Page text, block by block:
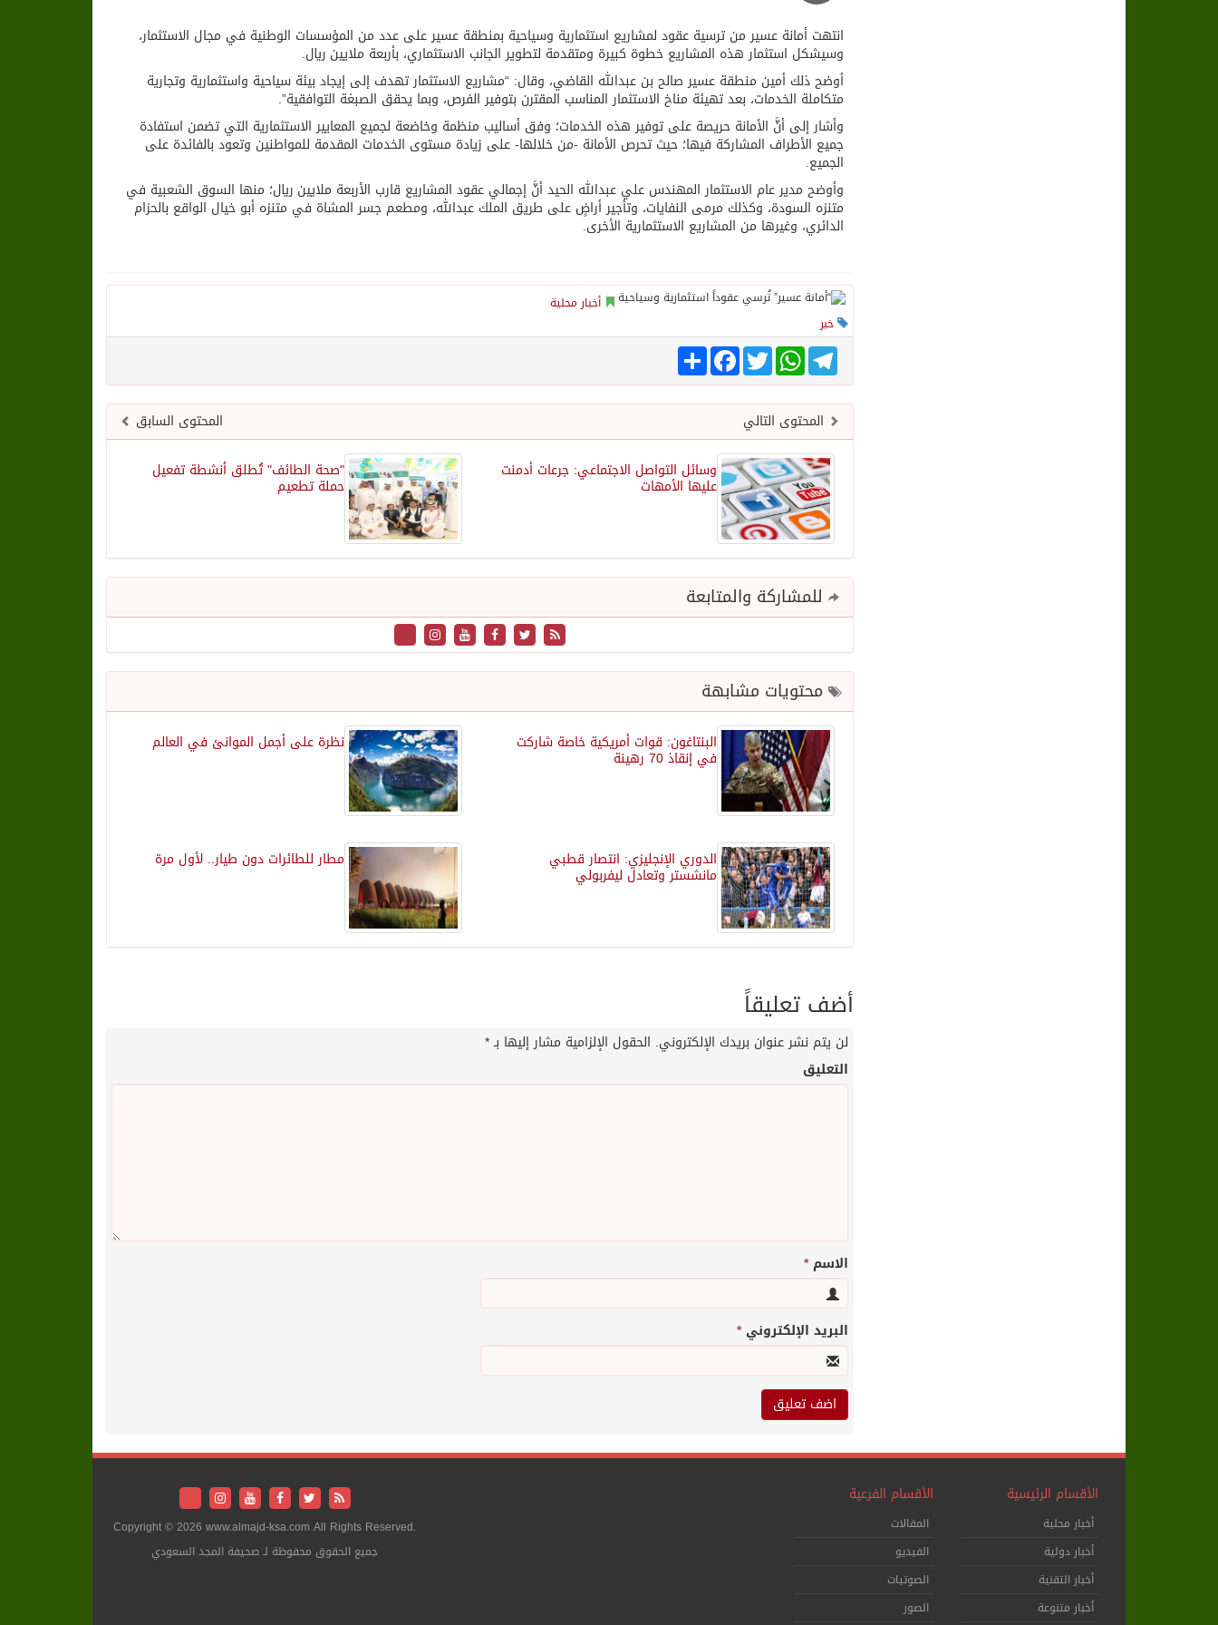
انتهت أمانة عسير من ترسية عقود لمشاريع استثمارية وسياحية بمنطقة عسير على عدد من المؤسسات الوطنية في مجال الاستثمار،
وسيشكل استثمار هذه المشاريع خطوة كبيرة ومتقدمة لتطوير الجانب الاستثماري، بأربعة ملايين ريال.
أوضح ذلك أمين منطقة عسير صالح بن عبدالله القاضي، وقال: “مشاريع الاستثمار تهدف إلى إيجاد بيئة سياحية واستثمارية وتجارية
متكاملة الخدمات، بعد تهيئة مناخ الاستثمار المناسب المقترن بتوفير الفرص، وبما يحقق الصبغة التوافقية”.
وأشار إلى أنَّ الأمانة حريصة على توفير هذه الخدمات؛ وفق أساليب منظمة وخاضعة لجميع المعايير الاستثمارية التي تضمن استفادة
جميع الأطراف المشاركة فيها؛ حيث تحرص الأمانة -من خلالها- على زيادة مستوى الخدمات المقدمة للمواطنين وتعود بالفائدة على
الجميع.
وأوضح مدير عام الاستثمار المهندس علي عبدالله الحيد أنَّ إجمالي عقود المشاريع قارب الأربعة ملايين ريال؛ منها السوق الشعبية في
متنزه السودة، وكذلك مرمى النفايات، وتأجير أراضٍ على طريق الملك عبدالله، ومطعم جسر المشاة في متنزه أبو خيال الواقع بالحزام
الدائري، وغيرها من المشاريع الاستثمارية الأخرى.
أخبار محلية
خبر
انشر
FacebookTwitter
WhatsAppTelegram
المحتوى السابق
المحتوى التالي
"صحة الطائف" تُطلق أنشطة تفعيل
حملة تطعيم
وسائل التواصل الاجتماعي: جرعات أدمنت
عليها الأمهات
للمشاركة والمتابعة
محتويات مشابهة
نظرة على أجمل الموانئ في العالم البنتاغون: قوات أمريكية خاصة شاركت
في إنقاذ 70 رهينة
مطار للطائرات دون طيار.. لأول مرة الدوري الإنجليزي: انتصار قطبي
مانشستر وتعادل ليفربولي
أضف تعليقاً
لن يتم نشر عنوان بريدك الإلكتروني. الحقول الإلزامية مشار إليها بـ*
التعليق
الاسم*
البريد الإلكتروني*
الأقسام الرئيسية
أخبار محلية
أخبار دولية
أخبار التقنية
أخبار متنوعة
الأقسام الفرعية
المقالات
الفيديو
الصوتيات
الصور
Copyright © 2026 www.almajd-ksa.com All Rights Reserved.
جميع الحقوق محفوظة لـ صحيفة المجد السعودي